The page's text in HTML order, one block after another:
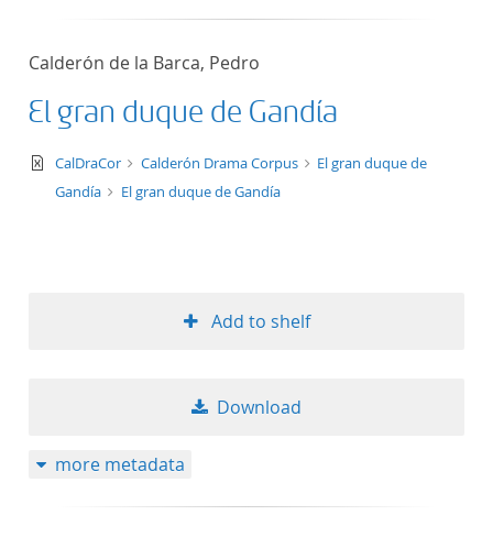
Calderón de la Barca, Pedro
El gran duque de Gandía
text/xml
CalDraCor Calderón Drama Corpus
El gran duque de
Gandía
El gran duque de Gandía
Add to shelf
Download
more metadata